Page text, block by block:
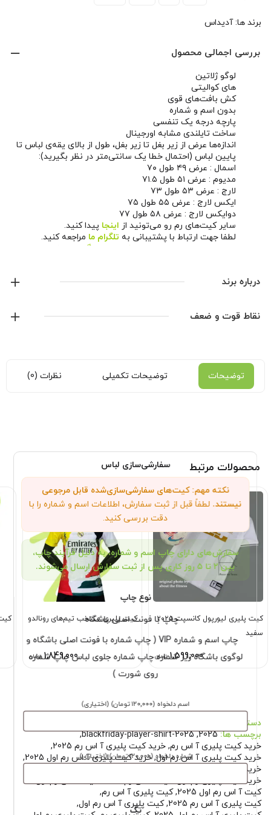
سفارشی‌سازی لباس
نکته مهم: کیت‌های سفارشی‌سازی‌شده قابل مرجوعی
نیستند. لطفاً قبل از ثبت سفارش، اطلاعات اسم و شماره را با
دقت بررسی کنید.
سفارش‌های دارای چاپ اسم و شماره، به دلیل فرآیند چاپ،
بین ۲ تا ۵ روز کاری پس از ثبت سفارش ارسال می‌شوند.
نوع چاپ
چاپ با فونت اصلی باشگاه
چاپ اسم و شماره VIP ( چاپ شماره با فونت اصلی باشگاه و
لوگوی باشگاه زیر شماره چاپ شماره جلوی لباس چاپ شماره
روی شورت )
اسم دلخواه (۱۲۰٬۰۰۰ تومان) (اختیاری)
شماره دلخواه(۱۲۰٬۰۰۰ تومان) (اختیاری)
تگ
برند ها:آدیداس
بررسی اجمالی محصول
لوگو ژلاتین
های کوالیتی
کش بافت‌های قوی
بدون اسم و شماره
پارچه درجه یک تنفسی
ساخت تایلندی مشابه اورجینال
اندازه‌ها عرض از زیر بغل تا زیر بغل، طول از بالای یقه‌ی لباس تا
پایین لباس (احتمال خطا یک سانتی‌متر در نظر بگیرید):
اسمال : عرض ۴۹ طول ۷۰
مدیوم : عرض ۵۱ طول ۷۱.۵
لارج : عرض ۵۳ طول ۷۳
ایکس لارج : عرض ۵۵ طول ۷۵
دوایکس لارج : عرض ۵۸ طول ۷۷
سایر کیت‌های رم رو می‌تونید از اینجا پیدا کنید.
لطفا جهت ارتباط با پشتیبانی به تلگرام ما مراجعه کنید.
صفحه اینستاگرام ما
درباره برند
آدیداس
نقاط قوت و ضعف
توضیحات توضیحات تکمیلی نظرات (0)
محصولات مرتبط
کیت پلیری لیورپول کانسپت ۲۰۲۵
سفید
1,599,000 تومان
کیت پلیری منتخب تیم‌های رونالدو
1,849,000 تومان
دسته بندی:
برچسب ها:2025
,
blackfriday-player-shirt-2025
,
خرید کیت پلیری آ اس رم, خرید کیت پلیری آ اس رم 2025
,
خرید کیت پلیری آ اس رم اول,خرید کیت پلیری آ اس رم اول 2025
,
خرید کیت پلیری رم
خرید کیت پلیری رم اول
کیت آ اس رم اول 2025
,کیت پلیری آ اس رم,
کیت پلیری آ اس رم 2025
,کیت پلیری آ اس رم اول,